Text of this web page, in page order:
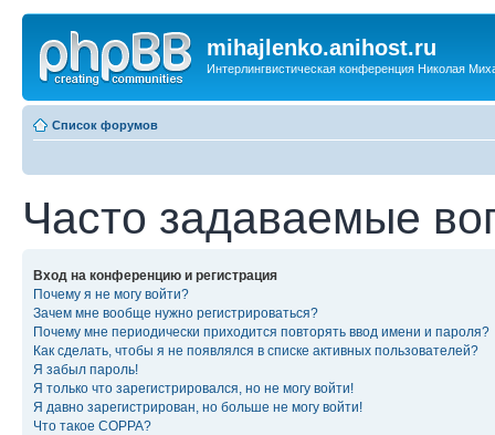
mihajlenko.anihost.ru
Интерлингвистическая конференция Николая
Список форумов
Часто задаваемые
Вход на конференцию и регистрация
Почему я не могу войти?
Зачем мне вообще нужно регистрироваться?
Почему мне периодически приходится повторять ввод имени и пароля?
Как сделать, чтобы я не появлялся в списке активных пользователей?
Я забыл пароль!
Я только что зарегистрировался, но не могу войти!
Я давно зарегистрирован, но больше не могу войти!
Что такое COPPA?